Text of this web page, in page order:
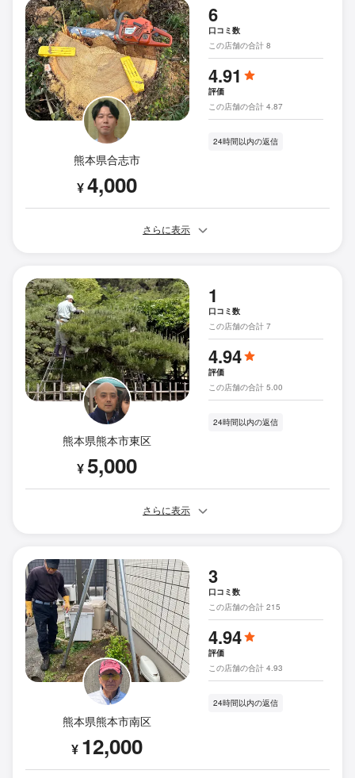
熊本県合志市
¥4,000
6
口コミ数
この店舗の合計 8
4.91
評価
この店舗の合計 4.87
24時間以内の返信
さらに表示
熊本県熊本市東区
¥5,000
1
口コミ数
この店舗の合計 7
4.94
評価
この店舗の合計 5.00
24時間以内の返信
さらに表示
熊本県熊本市南区
¥ 12,000
3
口コミ数
この店舗の合計 215
4.94
評価
この店舗の合計 4.93
24時間以内の返信